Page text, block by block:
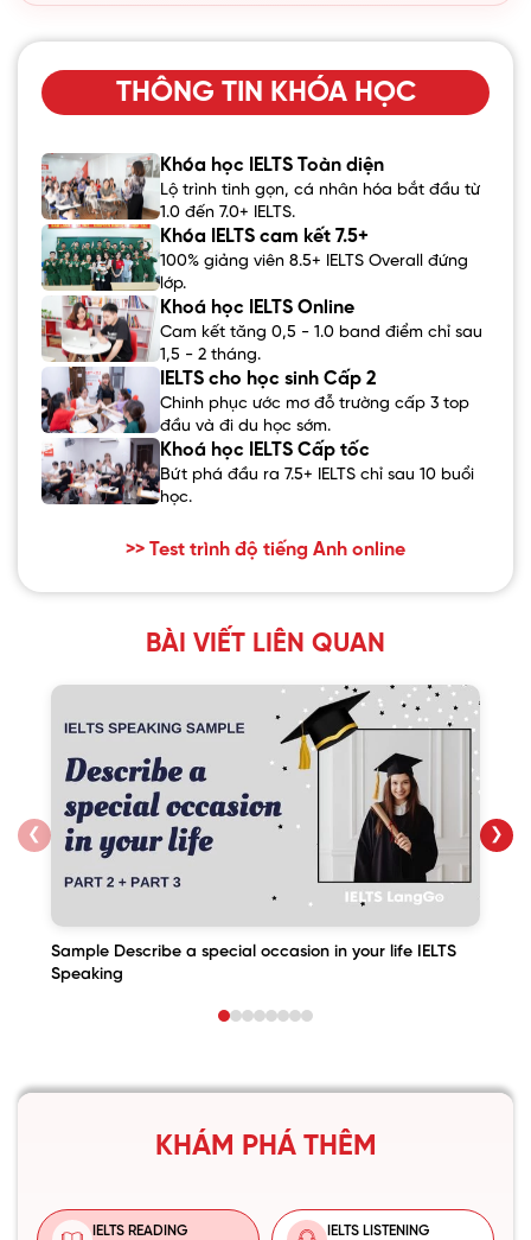
THÔNG TIN KHÓA HỌC
Khóa học IELTS Toàn diện
Lộ trình tinh gọn, cá nhân hóa bắt đầu từ
1.0 đến 7.0+ IELTS.
Khóa IELTS cam kết 7.5+
100% giảng viên 8.5+ IELTS Overall đứng
lớp.
Khoá học IELTS Online
Cam kết tăng 0,5 - 1.0 band điểm chỉ sau
1,5 - 2 tháng.
IELTS cho học sinh Cấp 2
Chinh phục ước mơ đỗ trường cấp 3 top
đầu và đi du học sớm.
Khoá học IELTS Cấp tốc
Bứt phá đầu ra 7.5+ IELTS chỉ sau 10 buổi
học.
>> Test trình độ tiếng Anh online
BÀI VIẾT LIÊN QUAN
❮
Sample Describe a special occasion in your life IELTS
Speaking
❯
KHÁM PHÁ THÊM
IELTS READING IELTS LISTENING